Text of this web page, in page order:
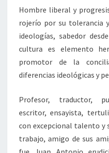
Hombre liberal y
rojerío por su tolerancia
ideologías, sabedor
cultura es elemento
promotor de la
diferencias ideológicas y
Profesor, traductor,
escritor, ensayista,
con excepcional talento y
trabajo, amigo de sus